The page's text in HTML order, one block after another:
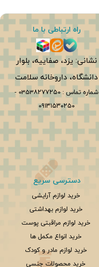
راه ارتباطی با ما
نشانی: یزد، صفاییه، بلوار
دانشگاه، داروخانه سلامت
شماره تماس :0353۸۲۷۷۲۵۰ -
۰۹۱۳۱۵۳۰۲۵۰
دسترسی سریع
خرید لوازم آرایشی
خرید لوازم بهداشتی
خرید لوازم مراقبتی پوست
خرید انواع مکمل ها
خرید لوازم مادر و کودک
خرید محصولات جنسی